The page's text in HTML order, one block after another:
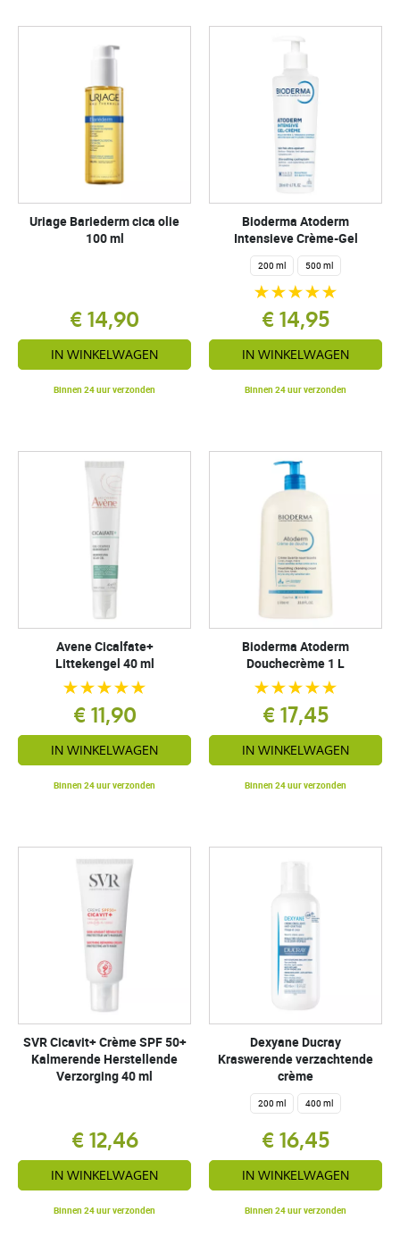
Uriage Bariederm cica olie
100 ml
€ 14,90
IN WINKELWAGEN
Binnen 24 uur verzonden
Bioderma Atoderm
Intensieve Crème-Gel
200 ml 500 ml
€ 14,95
IN WINKELWAGEN
Binnen 24 uur verzonden
Avene Cicalfate+
Littekengel 40 ml
€ 11,90
IN WINKELWAGEN
Binnen 24 uur verzonden
Bioderma Atoderm
Douchecrème 1 L
€ 17,45
IN WINKELWAGEN
Binnen 24 uur verzonden
SVR Cicavit+ Crème SPF 50+
Kalmerende Herstellende
Verzorging 40 ml
€ 12,46
IN WINKELWAGEN
Binnen 24 uur verzonden
Dexyane Ducray
Kraswerende verzachtende
crème
200 ml 400 ml
€ 16,45
IN WINKELWAGEN
Binnen 24 uur verzonden